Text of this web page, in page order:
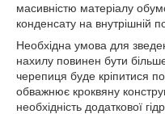
масивністю матеріалу
конденсату на внутрішній
Необхідна умова для
нахилу повинен бути
черепиця буде кріпитися
обважнює кроквяну
необхідність додаткової